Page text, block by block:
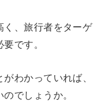
く、旅行者をターゲ
です。
わかっていれば、
でしょうか。